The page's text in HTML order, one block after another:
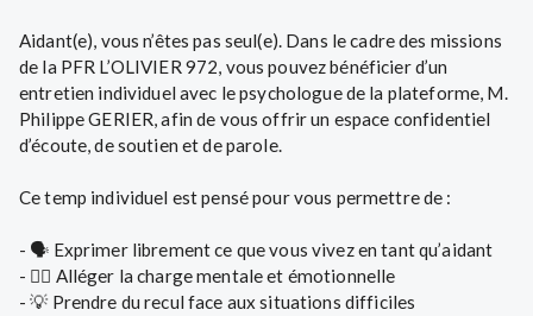
Aidant(e), vous n’êtes pas seul(e). Dans le cadre des missions
de la PFR L’OLIVIER 972, vous pouvez bénéficier d’un
entretien individuel avec le psychologue de la plateforme, M.
Philippe GERIER, afin de vous offrir un espace confidentiel
d’écoute, de soutien et de parole.
Ce temp individuel est pensé pour vous permettre de :
- 🗣 Exprimer librement ce que vous vivez en tant qu’aidant
- 🧘‍♀️ Alléger la charge mentale et émotionnelle
- 💡 Prendre du recul face aux situations difficiles